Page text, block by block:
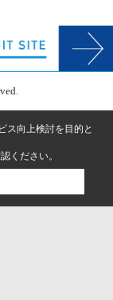
ス向上検討を目的と
ください。